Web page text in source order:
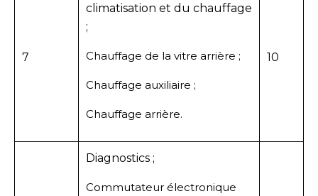
7
climatisation et du chauffage
;
Chauffage de la vitre arrière ;
Chauffage auxiliaire ;
Chauffage arrière.
10
Diagnostics ;
Commutateur électronique